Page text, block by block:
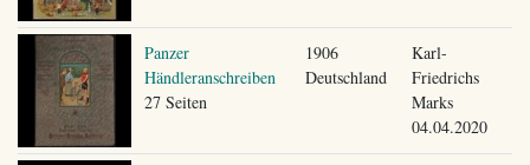
Panzer
Händleranschreiben
27 Seiten
1906
Deutschland
Karl-
Friedrichs
Marks
04.04.2020